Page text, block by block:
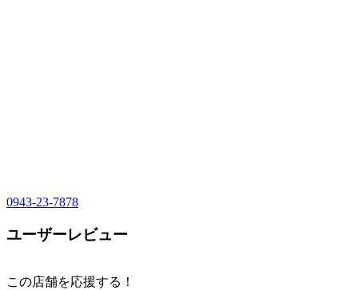
0943-23-7878
ユーザーレビュー
この店舗を応援する！